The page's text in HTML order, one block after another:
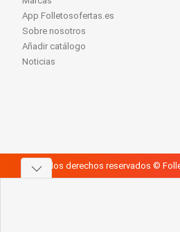
App Folletosofertas.es
Sobre nosotros
Añadir catálogo
Noticias
Todos los derechos reservados ©